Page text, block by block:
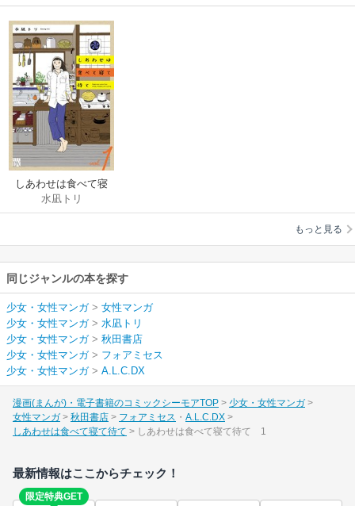
しあわせは食べて寝
て待て
水凪トリ
もっと見る
同じジャンルの本を探す
少女・女性マンガ> 女性マンガ
少女・女性マンガ> 水凪トリ
少女・女性マンガ> 秋田書店
少女・女性マンガ> フォアミセス
少女・女性マンガ> A.L.C.DX
漫画(まんが)・電子書籍のコミックシーモアTOP
少女・女性マンガ
女性マンガ
秋田書店 フォアミセス
A.L.C.DX
しあわせは食べて寝て待て
しあわせは食べて寝て待て 1
最新情報はここからチェック！
限定特典GET